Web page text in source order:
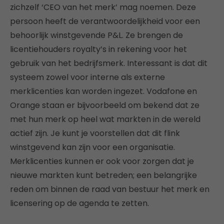
zichzelf ‘CEO van het merk’ mag noemen. Deze
persoon heeft de verantwoordelijkheid voor een
behoorlijk winstgevende P&L. Ze brengen de
licentiehouders royalty’s in rekening voor het
gebruik van het bedrijfsmerk. Interessant is dat dit
systeem zowel voor interne als externe
merklicenties kan worden ingezet. Vodafone en
Orange staan er bijvoorbeeld om bekend dat ze
met hun merk op heel wat markten in de wereld
actief zijn. Je kunt je voorstellen dat dit flink
winstgevend kan zijn voor een organisatie.
Merklicenties kunnen er ook voor zorgen dat je
nieuwe markten kunt betreden; een belangrijke
reden om binnen de raad van bestuur het merk en
licensering op de agenda te zetten.